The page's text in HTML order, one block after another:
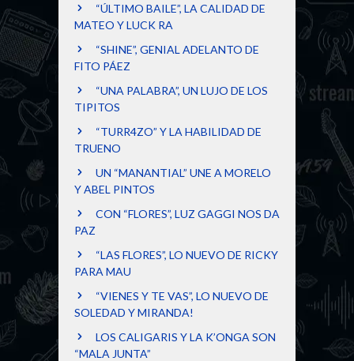
“ÚLTIMO BAILE”, LA CALIDAD DE
MATEO Y LUCK RA
“SHINE”, GENIAL ADELANTO DE
FITO PÁEZ
“UNA PALABRA”, UN LUJO DE LOS
TIPITOS
“TURR4ZO” Y LA HABILIDAD DE
TRUENO
UN “MANANTIAL” UNE A MORELO
Y ABEL PINTOS
CON “FLORES”, LUZ GAGGI NOS DA
PAZ
“LAS FLORES”, LO NUEVO DE RICKY
PARA MAU
“VIENES Y TE VAS”, LO NUEVO DE
SOLEDAD Y MIRANDA!
LOS CALIGARIS Y LA K’ONGA SON
“MALA JUNTA”